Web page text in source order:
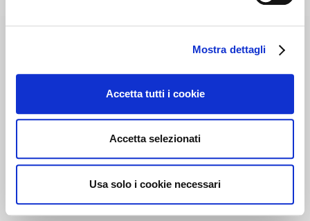
Mostra dettagli
Accetta tutti i cookie
Accetta selezionati
Usa solo i cookie necessari